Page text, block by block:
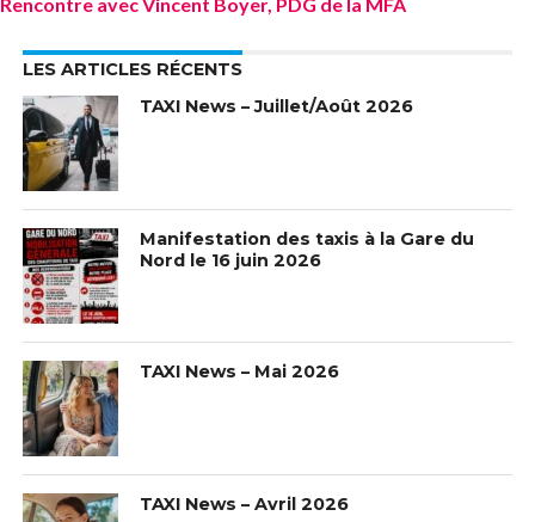
LES ARTICLES RÉCENTS
TAXI News – Juillet/Août 2026
Manifestation des taxis à la Gare du
Nord le 16 juin 2026
TAXI News – Mai 2026
TAXI News – Avril 2026